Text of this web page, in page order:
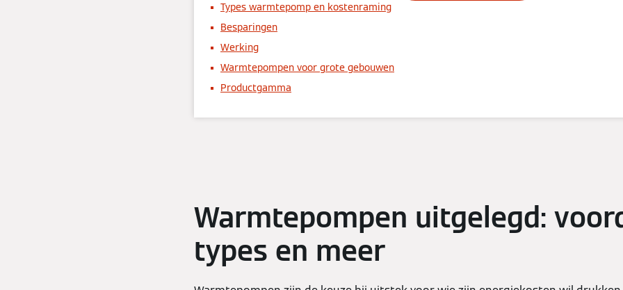
Types warmtepomp en kostenraming
Besparingen
Werking
Warmtepompen voor grote gebouwen
Productgamma
Warmtepompen uitgelegd:
types en meer